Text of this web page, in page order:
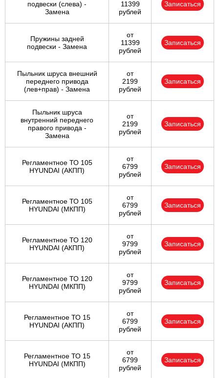
подвески (слева) -
Замена
11399
рублей
Записаться
Пружины задней
подвески - Замена
от
11399
рублей
Записаться
Пыльник шруса внешний
переднего привода
(лев+прав) - Замена
от
2199
рублей
Записаться
Пыльник шруса
внутренний переднего
правого привода -
Замена
от
2199
рублей
Записаться
Регламентное ТО 105
HYUNDAI (АКПП)
от
6799
рублей
Записаться
Регламентное ТО 105
HYUNDAI (МКПП)
от
6799
рублей
Записаться
Регламентное ТО 120
HYUNDAI (АКПП)
от
9799
рублей
Записаться
Регламентное ТО 120
HYUNDAI (МКПП)
от
9799
рублей
Записаться
Регламентное ТО 15
HYUNDAI (АКПП)
от
6799
рублей
Записаться
Регламентное ТО 15
HYUNDAI (МКПП)
от
6799
рублей
Записаться